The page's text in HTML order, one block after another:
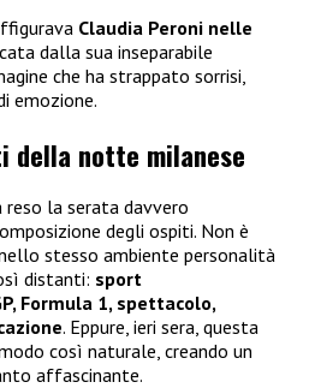
Claudia Peroni nelle
dalla sua inseparabile
che ha strappato sorrisi,
emozione.
notte milanese
reso la serata davvero
degli ospiti. Non è
stesso ambiente personalità
distanti: sport
Formula 1, spettacolo,
. Eppure, ieri sera, questa
così naturale, creando un
affascinante.